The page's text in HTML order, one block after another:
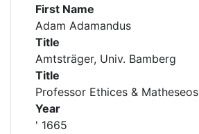
First Name
Adam Adamandus
Title
Amtsträger, Univ. Bamberg
Title
Professor Ethices & Matheseos
Year
' 1665